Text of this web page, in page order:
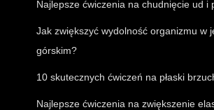
Najlepsze ćwiczenia na chudnięcie ud i
Jak zwiększyć wydolność organizmu w
górskim?
10 skutecznych ćwiczeń na płaski
Najlepsze ćwiczenia na zwiększenie